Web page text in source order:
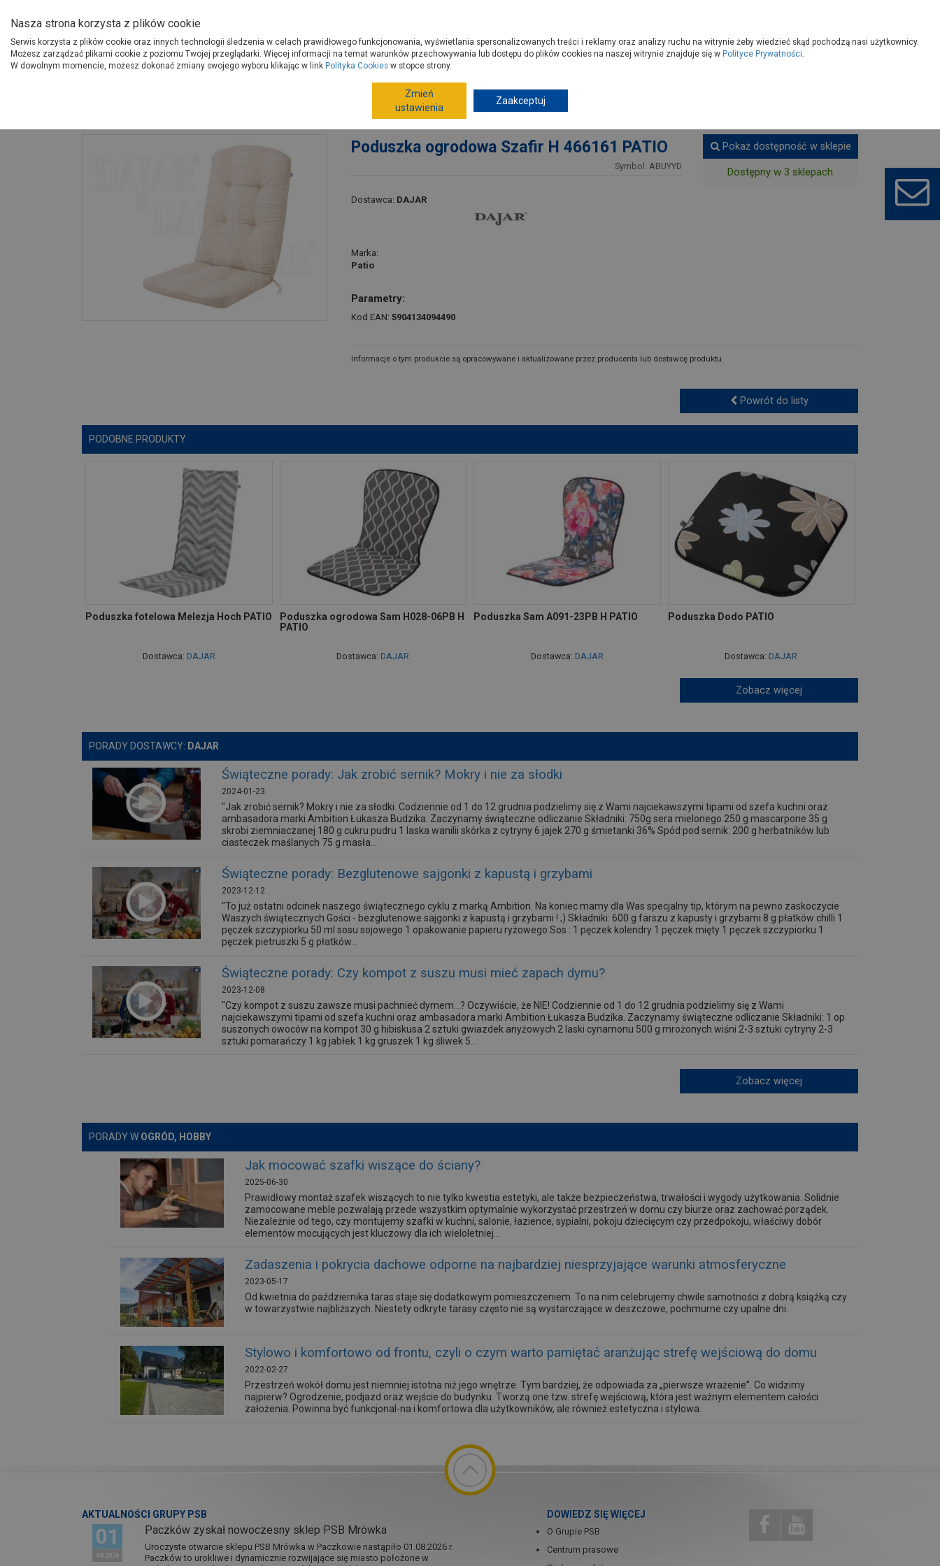
Produkty
O Grupie PSB
Gdzie kupisz Porady
Meble ogrodowe
Poduszka ogrodowa Szafir H 466161 PATIO
Symbol: ABUYYD
Dostawca: DAJAR
Marka:
Patio
Pokaż dostępność w sklepie
Dostępny w 3 sklepach
Parametry:
Kod EAN: 5904134094490
Informacje o tym produkcie są opracowywane i aktualizowane przez producenta lub dostawcę produktu.
Powrót do listy
PODOBNE PRODUKTY
Poduszka fotelowa Melezja Hoch PATIO
Dostawca: DAJAR
Poduszka ogrodowa Sam H028-06PB H
PATIO
Dostawca: DAJAR
Poduszka Sam A091-23PB H PATIO
Dostawca: DAJAR
Poduszka Dodo PATIO
Dostawca: DAJAR
Zobacz więcej
PORADY DOSTAWCY: DAJAR
Świąteczne porady: Jak zrobić sernik? Mokry i nie za słodki
2024-01-23
"Jak zrobić sernik? Mokry i nie za słodki. Codziennie od 1 do 12 grudnia podzielimy się z Wami najciekawszymi tipami od szefa kuchni oraz
ambasadora marki Ambition Łukasza Budzika. Zaczynamy świąteczne odliczanie Składniki: 750g sera mielonego 250 g mascarpone 35 g
skrobi ziemniaczanej 180 g cukru pudru 1 laska wanilii skórka z cytryny 6 jajek 270 g śmietanki 36% Spód pod sernik: 200 g herbatników lub
ciasteczek maślanych 75 g masła...
Świąteczne porady: Bezglutenowe sajgonki z kapustą i grzybami
2023-12-12
"To już ostatni odcinek naszego świątecznego cyklu z marką Ambition. Na koniec mamy dla Was specjalny tip, którym na pewno zaskoczycie
Waszych świątecznych Gości - bezglutenowe sajgonki z kapustą i grzybami ! ;) Składniki: 600 g farszu z kapusty i grzybami 8 g płatków chilli 1
pęczek szczypiorku 50 ml sosu sojowego 1 opakowanie papieru ryżowego Sos : 1 pęczek kolendry 1 pęczek mięty 1 pęczek szczypiorku 1
pęczek pietruszki 5 g płatków...
Świąteczne porady: Czy kompot z suszu musi mieć zapach dymu?
2023-12-08
"Czy kompot z suszu zawsze musi pachnieć dymem...? Oczywiście, że NIE! Codziennie od 1 do 12 grudnia podzielimy się z Wami
najciekawszymi tipami od szefa kuchni oraz ambasadora marki Ambition Łukasza Budzika. Zaczynamy świąteczne odliczanie Składniki: 1 op
suszonych owoców na kompot 30 g hibiskusa 2 sztuki gwiazdek anyżowych 2 laski cynamonu 500 g mrożonych wiśni 2-3 sztuki cytryny 2-3
sztuki pomarańczy 1 kg jabłek 1 kg gruszek 1 kg śliwek 5...
Zobacz więcej
PORADY W OGRÓD, HOBBY
Jak mocować szafki wiszące do ściany?
2025-06-30
Prawidłowy montaż szafek wiszących to nie tylko kwestia estetyki, ale także bezpieczeństwa, trwałości i wygody użytkowania. Solidnie
zamocowane meble pozwalają przede wszystkim optymalnie wykorzystać przestrzeń w domu czy biurze oraz zachować porządek.
Niezależnie od tego, czy montujemy szafki w kuchni, salonie, łazience, sypialni, pokoju dziecięcym czy przedpokoju, właściwy dobór
elementów mocujących jest kluczowy dla ich wieloletniej...
Zadaszenia i pokrycia dachowe odporne na najbardziej niesprzyjające warunki atmosferyczne
2023-05-17
Od kwietnia do października taras staje się dodatkowym pomieszczeniem. To na nim celebrujemy chwile samotności z dobrą książką czy
w towarzystwie najbliższych. Niestety odkryte tarasy często nie są wystarczające w deszczowe, pochmurne czy upalne dni.
Stylowo i komfortowo od frontu, czyli o czym warto pamiętać aranżując strefę wejściową do domu
2022-02-27
Przestrzeń wokół domu jest niemniej istotna niż jego wnętrze. Tym bardziej, że odpowiada za „pierwsze wrażenie”. Co widzimy
najpierw? Ogrodzenie, podjazd oraz wejście do budynku. Tworzą one tzw. strefę wejściową, która jest ważnym elementem całości
założenia. Powinna być funkcjonal-na i komfortowa dla użytkowników, ale również estetyczna i stylowa.
AKTUALNOŚCI GRUPY PSB
01
08 2026
Paczków zyskał nowoczesny sklep PSB Mrówka
Uroczyste otwarcie sklepu PSB Mrówka w Paczkowie nastąpiło 01.08.2026 r.
Paczków to urokliwe i dynamicznie rozwijające się miasto położone w
DOWIEDZ SIĘ WIĘCEJ
O Grupie PSB
Centrum prasowe
Nasza strona korzysta z plików cookie
Serwis korzysta z plików cookie oraz innych technologii śledzenia w celach prawidłowego funkcjonowania, wyświetlania spersonalizowanych treści i reklamy oraz analizy ruchu na witrynie żeby wiedzieć skąd pochodzą nasi użytkownicy.
Możesz zarządzać plikami cookie z poziomu Twojej przeglądarki. Więcej informacji na temat warunków przechowywania lub dostępu do plików cookies na naszej witrynie znajduje się w Polityce Prywatności.
W dowolnym momencie, możesz dokonać zmiany swojego wyboru klikając w link Polityka Cookies w stopce strony.
Zmień
ustawienia
Zaakceptuj